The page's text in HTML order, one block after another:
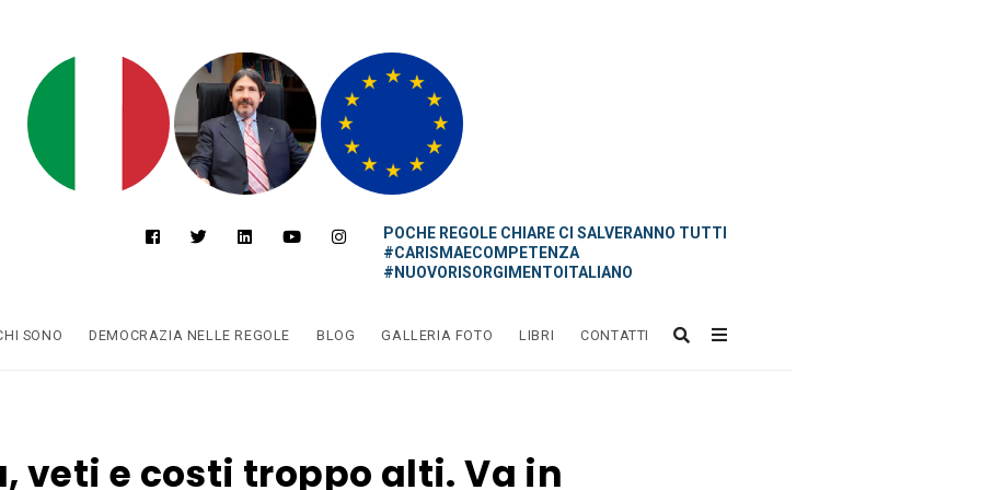
POCHE REGOLE CHIARE CI SALVERANNO TUTTI
#CARISMAECOMPETENZA
#NUOVORISORGIMENTOITALIANO
SONO DEMOCRAZIA NELLE REGOLE BLOG GALLERIA FOTO LIBRI CONTATTI
veti e costi troppo alti. Va in